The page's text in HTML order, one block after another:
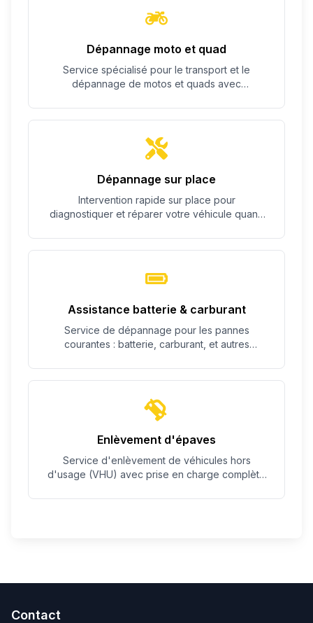
Dépannage moto et quad
Service spécialisé pour le transport et le
dépannage de motos et quads avec
Dépannage sur place
Intervention rapide sur place pour
diagnostiquer et réparer votre véhicule quand
Assistance batterie & carburant
Service de dépannage pour les pannes
courantes : batterie, carburant, et autres
Enlèvement d'épaves
Service d'enlèvement de véhicules hors
d'usage (VHU) avec prise en charge complète
Contact